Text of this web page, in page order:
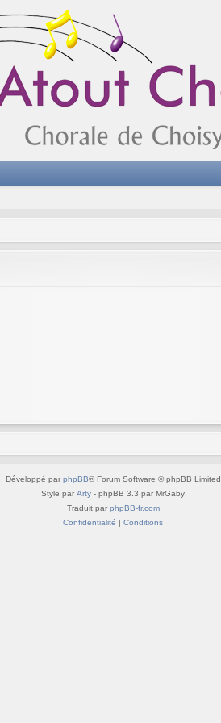
Développé par phpBB® Forum Software © phpBB Limited
Style par Arty - phpBB 3.3 par MrGaby
Traduit par phpBB-fr.com
Confidentialité | Conditions